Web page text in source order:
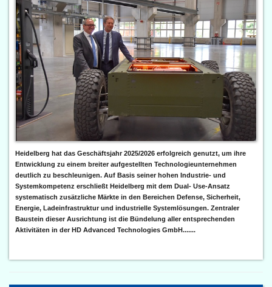
Heidelberg hat das Geschäftsjahr 2025/2026 erfolgreich genutzt, um ihre
Entwicklung zu einem breiter aufgestellten Technologieunternehmen
deutlich zu beschleunigen. Auf Basis seiner hohen Industrie- und
Systemkompetenz erschließt Heidelberg mit dem Dual- Use-Ansatz
systematisch zusätzliche Märkte in den Bereichen Defense, Sicherheit,
Energie, Ladeinfrastruktur und industrielle Systemlösungen. Zentraler
Baustein dieser Ausrichtung ist die Bündelung aller entsprechenden
Aktivitäten in der HD Advanced Technologies GmbH.......